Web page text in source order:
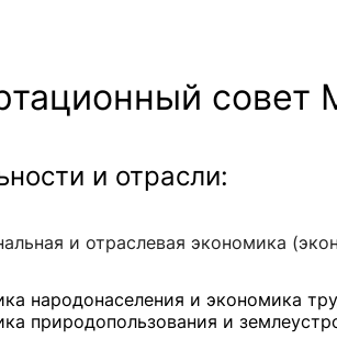
совет
и отрасли:
и отраслевая экономика
народонаселения и экономика
природопользования и